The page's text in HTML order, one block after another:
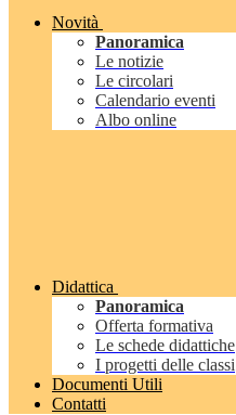
Novità
Panoramica
Le notizie
Le circolari
Calendario eventi
Albo online
Didattica
Panoramica
Offerta formativa
Le schede didattiche
I progetti delle classi
Documenti Utili
Contatti